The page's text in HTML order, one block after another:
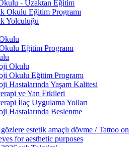
- Uzaktan Eğitim
Okulu Eğitim Programı
Yolculuğu
Eğitim Programı
Okulu
Okulu Eğitim Programı
Hastalarında Yaşam Kalitesi
ve Yan Etkileri
İlaç Uygulama Yolları
Hastalarında Beslenme
estetik amaçlı dövme / Tattoo on
for aesthetic purposes